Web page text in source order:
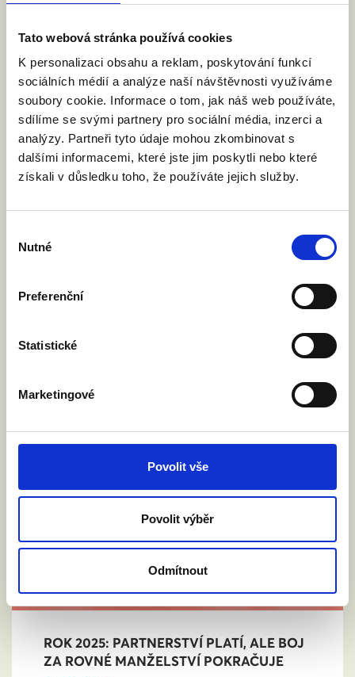
Tato webová stránka používá cookies
K personalizaci obsahu a reklam, poskytování funkcí
sociálních médií a analýze naší návštěvnosti využíváme
soubory cookie. Informace o tom, jak náš web používáte,
sdílíme se svými partnery pro sociální média, inzerci a
analýzy. Partneři tyto údaje mohou zkombinovat s
dalšími informacemi, které jste jim poskytli nebo které
získali v důsledku toho, že používáte jejich služby.
souhlasu
Nutné
Preferenční
Statistické
Marketingové
Povolit vše
Povolit výběr
Odmítnout
Rada EU bude v pátek 5. června jednat o
rodičovství. Nejde o uznávání zahraničních
manželství, ale o uznávání rodičovských
práv. Vyzvali jsme ministra spravedlnosti
Jeronýma Tejce, aby Česká republika návrh
podpořila. O co jde?
Číst článek
ROK 2025: PARTNERSTVÍ PLATÍ, ALE BOJ
ZA ROVNÉ MANŽELSTVÍ POKRAČUJE